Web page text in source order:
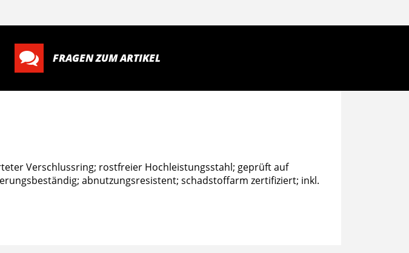
FRAGEN ZUM ARTIKEL
Verschlussring; rostfreier Hochleistungsstahl; geprüft auf
abnutzungsresistent; schadstoffarm zertifiziert; inkl.